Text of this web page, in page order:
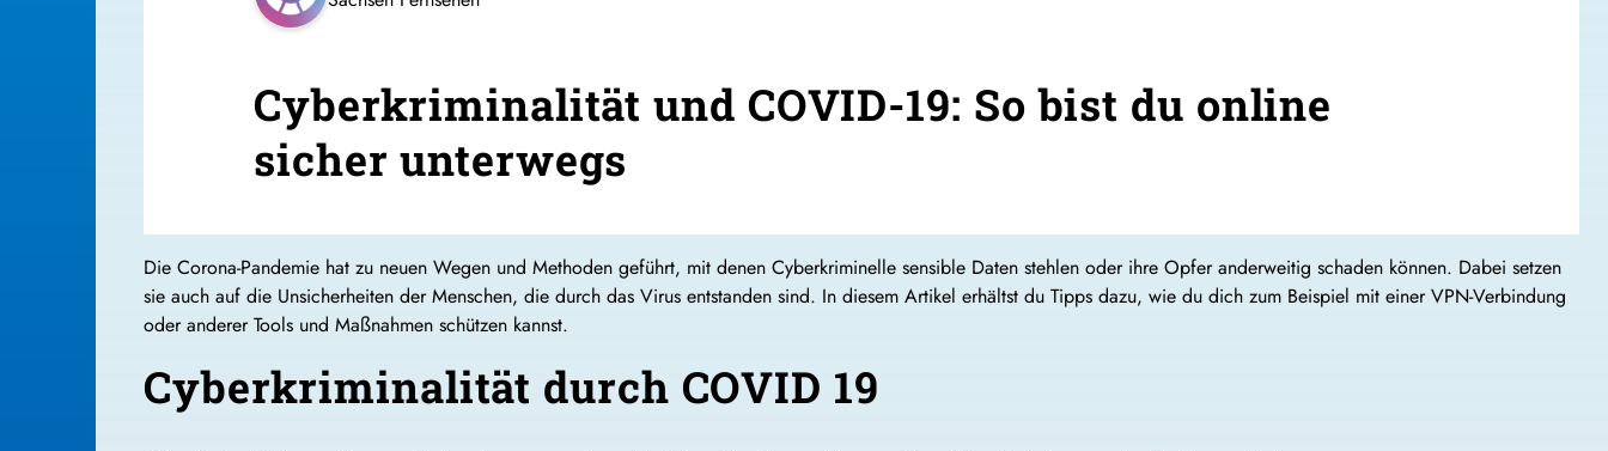
Cyberkriminalität und COVID-19: So bist du online
sicher unterwegs
Die Corona-Pandemie hat zu neuen Wegen und Methoden geführt, mit denen Cyberkriminelle sensible Daten stehlen oder ihre Opfer anderweitig schaden können. Dabei setzen
sie auch auf die Unsicherheiten der Menschen, die durch das Virus entstanden sind. In diesem Artikel erhältst du Tipps dazu, wie du dich zum Beispiel mit einer VPN-Verbindung
oder anderer Tools und Maßnahmen schützen kannst.
Cyberkriminalität durch COVID 19